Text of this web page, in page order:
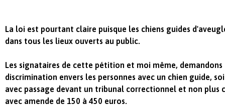
La loi est pourtant claire puisque les chiens guides
dans tous les lieux ouverts au public.
Les signataires de cette pétition et moi même,
discrimination envers les personnes avec un chien guide,
avec passage devant un tribunal correctionnel et non plus
avec amende de 150 à 450 euros.